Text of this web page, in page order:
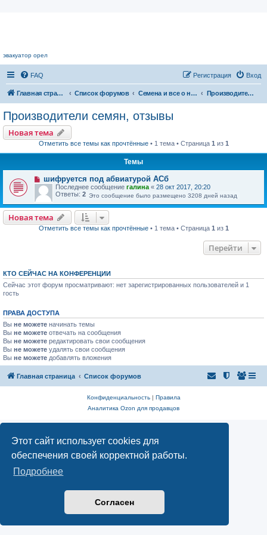
Этот сайт использует cookies для
обеспечения своей корректной работы.
Подробнее
Согласен
эвакуатор орел
FAQ Вход
Регистрация
Главная страница Список форумов Семена и все о них Производители семян, отзывы
Производители семян, отзывы
Новая тема
Отметить все темы как прочтённые• 1 тема • Страница 1 из 1
Темы
шифруется под абвиатурой АСб
Последнее сообщение галина « 28 окт 2017, 20:20
Ответы: 2 Это сообщение было размещено 3208 дней назад
Новая тема
Отметить все темы как прочтённые• 1 тема • Страница 1 из 1
Перейти
КТО СЕЙЧАС НА КОНФЕРЕНЦИИ
Сейчас этот форум просматривают: нет зарегистрированных пользователей и 1
гость
ПРАВА ДОСТУПА
Вы не можете начинать темы
Вы не можете отвечать на сообщения
Вы не можете редактировать свои сообщения
Вы не можете удалять свои сообщения
Вы не можете добавлять вложения
Главная страница Список форумов
Конфиденциальность| Правила
Аналитика Ozon для продавцов